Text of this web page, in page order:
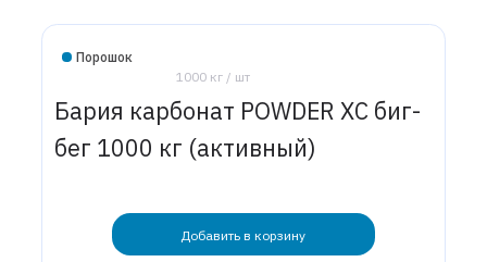
Порошок
1000 кг / шт
Бария карбонат POWDER ХС биг-
бег 1000 кг (активный)
Добавить в корзину